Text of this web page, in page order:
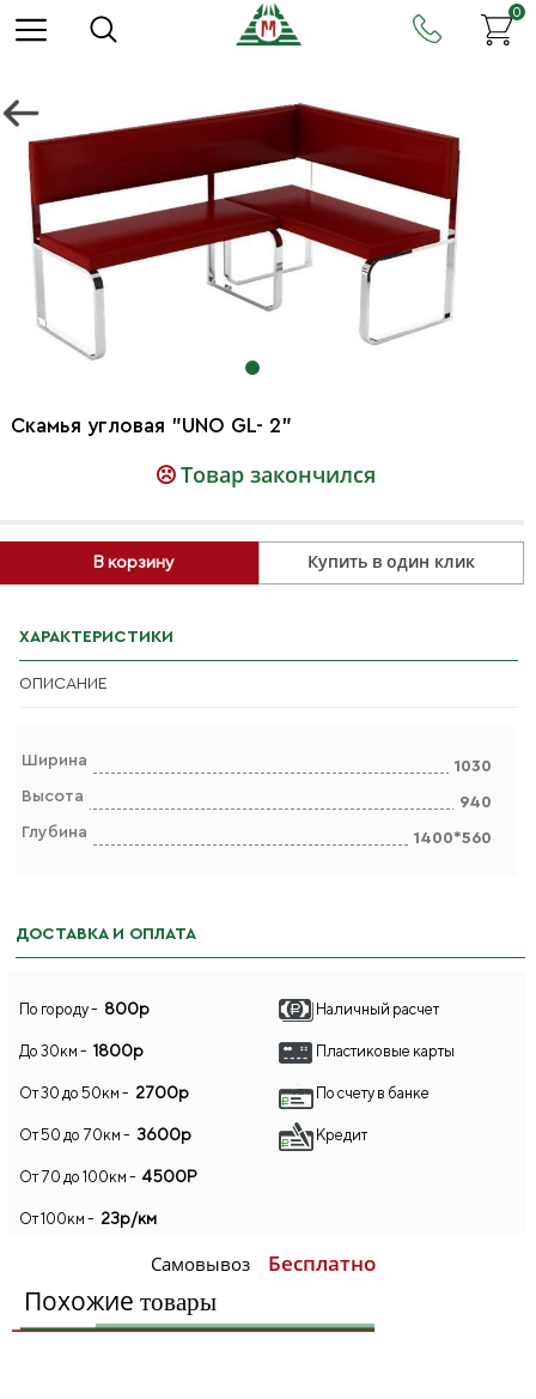
0
Скамья угловая "UNO GL- 2"
Товар закончился
В корзину Купить в один клик
ХАРАКТЕРИСТИКИ
ОПИСАНИЕ
Ширина
1030
Высота
940
Глубина
1400*560
ДОСТАВКА И ОПЛАТА
По городу - 800р
До 30км - 1800р
От 30 до 50км - 2700р
От 50 до 70км - 3600р
От 70 до 100км - 4500Р
От 100км - 23р/км
Самовывоз Бесплатно
Наличный расчет
Пластиковые карты
По счету в банке
Кредит
Похожие товары